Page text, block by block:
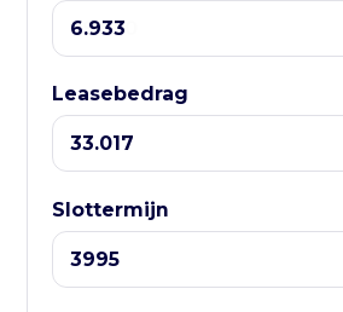
📧 E-mail:
info@gebruikteauto.nl
🏢 KvK:
02092618
⏰ Openingstijden:
Ma t/m Vr — 10:00 tot 17:00
Liever direct contact?
Leasebedrag
Slottermijn